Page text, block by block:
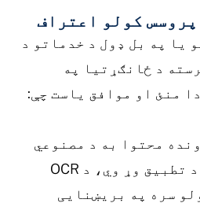
کولو اعتراف
یا په بل ډول د خدماتو د
د ځانګړتیا په
منئ او موافق یاست چې:
محتوا به د مصنوعي
ذهانت او، که چیرې د تطبیق وړ وي، د OCR
سره په بریښنایی